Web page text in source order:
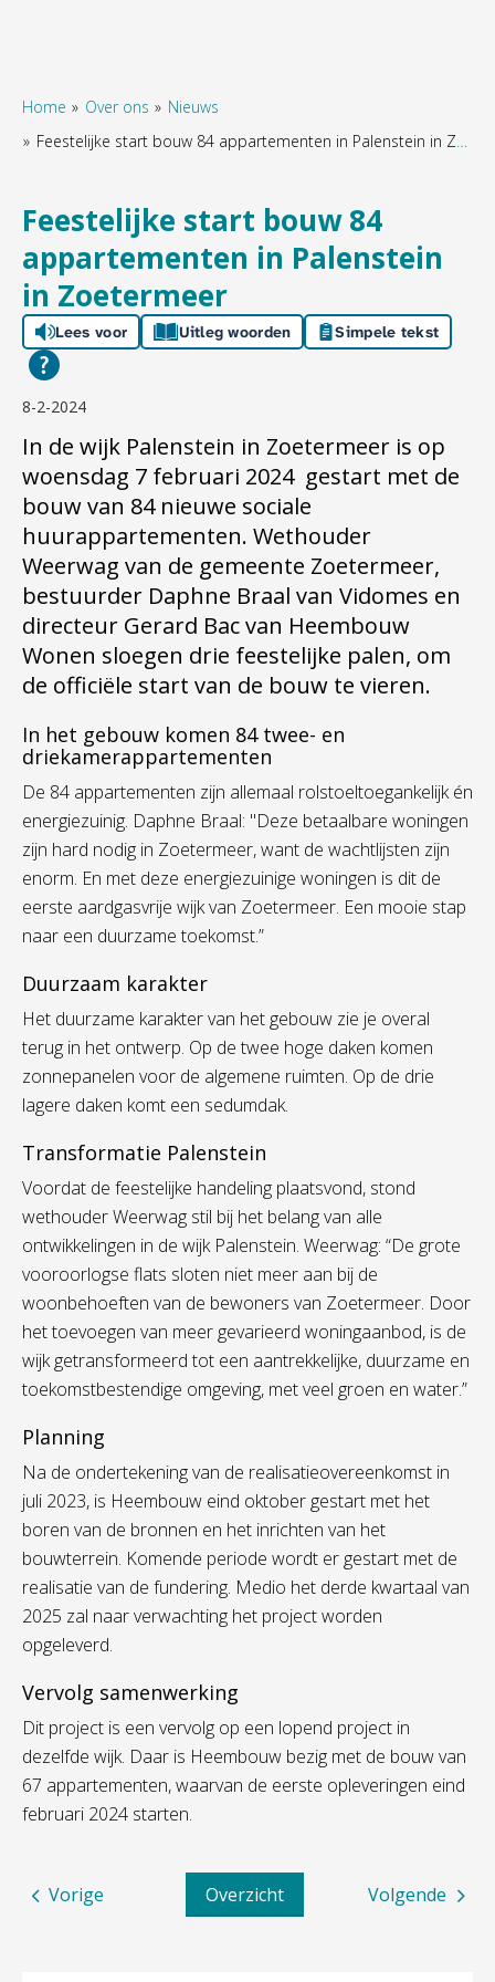
Home Over ons
Nieuws
Feestelijke start bouw 84 appartementen in Palenstein in Zoetermeer
Feestelijke start bouw 84
appartementen in Palenstein
in Zoetermeer
Lees voor Uitleg woorden Simpele tekst
8-2-2024
In de wijk Palenstein in Zoetermeer is op
woensdag 7 februari 2024 gestart met de
bouw van 84 nieuwe sociale
huurappartementen. Wethouder
Weerwag van de gemeente Zoetermeer,
bestuurder Daphne Braal van Vidomes en
directeur Gerard Bac van Heembouw
Wonen sloegen drie feestelijke palen, om
de officiële start van de bouw te vieren.
In het gebouw komen 84 twee- en
driekamerappartementen
De 84 appartementen zijn allemaal rolstoeltoegankelijk én
energiezuinig. Daphne Braal: "Deze betaalbare woningen
zijn hard nodig in Zoetermeer, want de wachtlijsten zijn
enorm. En met deze energiezuinige woningen is dit de
eerste aardgasvrije wijk van Zoetermeer. Een mooie stap
naar een duurzame toekomst.”
Duurzaam karakter
Het duurzame karakter van het gebouw zie je overal
terug in het ontwerp. Op de twee hoge daken komen
zonnepanelen voor de algemene ruimten. Op de drie
lagere daken komt een sedumdak.
Transformatie Palenstein
Voordat de feestelijke handeling plaatsvond, stond
wethouder Weerwag stil bij het belang van alle
ontwikkelingen in de wijk Palenstein. Weerwag: “De grote
vooroorlogse flats sloten niet meer aan bij de
woonbehoeften van de bewoners van Zoetermeer. Door
het toevoegen van meer gevarieerd woningaanbod, is de
wijk getransformeerd tot een aantrekkelijke, duurzame en
toekomstbestendige omgeving, met veel groen en water.”
Planning
Na de ondertekening van de realisatieovereenkomst in
juli 2023, is Heembouw eind oktober gestart met het
boren van de bronnen en het inrichten van het
bouwterrein. Komende periode wordt er gestart met de
realisatie van de fundering. Medio het derde kwartaal van
2025 zal naar verwachting het project worden
opgeleverd.
Vervolg samenwerking
Dit project is een vervolg op een lopend project in
dezelfde wijk. Daar is Heembouw bezig met de bouw van
67 appartementen, waarvan de eerste opleveringen eind
februari 2024 starten.
Volgende
Overzicht
Vorige